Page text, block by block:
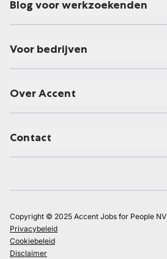
Blog voor werkzoekenden
Voor bedrijven
Over Accent
Contact
Copyright © 2025 Accent Jobs for People NV
Privacybeleid
Cookiebeleid
Disclaimer